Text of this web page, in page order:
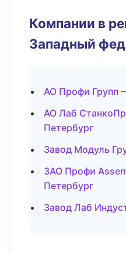
Компании в
Западный
АО Профи Групп
АО Лаб
Петербург
Завод Модуль
ЗАО Профи
Петербург
Завод Лаб